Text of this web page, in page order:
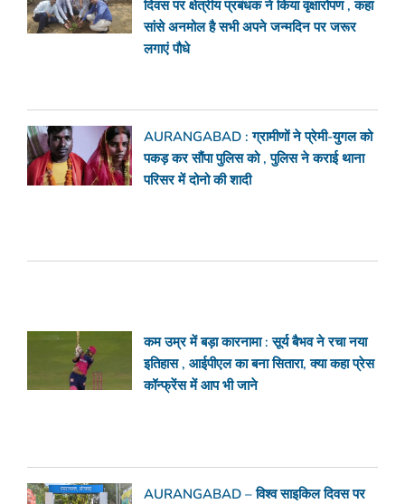
दिवस पर क्षेत्रीय प्रबंधक ने किया वृक्षारोपण , कहा
सांसे अनमोल है सभी अपने जन्मदिन पर जरूर
लगाएं पौधे
AURANGABAD : ग्रामीणों ने प्रेमी-युगल को
पकड़ कर सौंपा पुलिस को , पुलिस ने कराई थाना
परिसर में दोनो की शादी
कम उम्र में बड़ा कारनामा : सूर्य बैभव ने रचा नया
इतिहास , आईपीएल का बना सितारा, क्या कहा प्रेस
कॉन्फ्रेंस में आप भी जाने
AURANGABAD – विश्व साइकिल दिवस पर